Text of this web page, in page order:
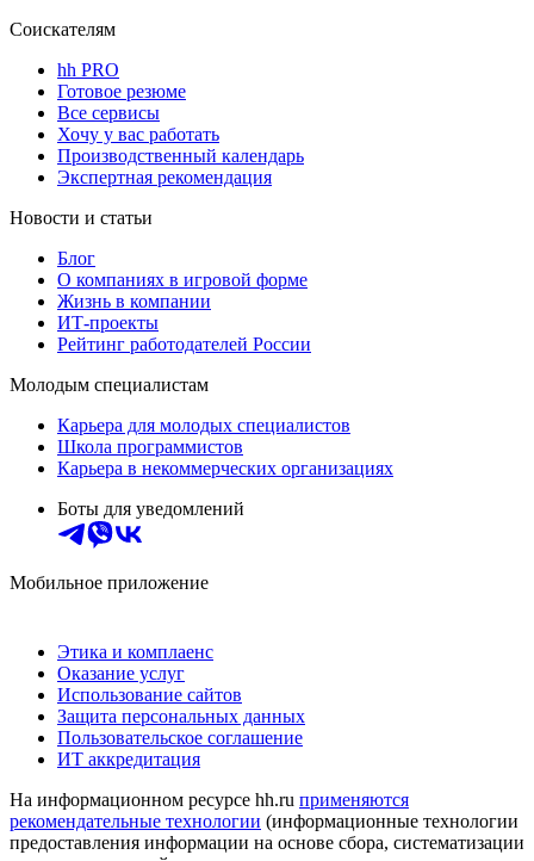
Соискателям
hh PRO
Готовое резюме
Все сервисы
Хочу у вас работать
Производственный календарь
Экспертная рекомендация
Новости и статьи
Блог
О компаниях в игровой форме
Жизнь в компании
ИТ-проекты
Рейтинг работодателей России
Молодым специалистам
Карьера для молодых специалистов
Школа программистов
Карьера в некоммерческих организациях
Боты для уведомлений
Мобильное приложение
Этика и комплаенс
Оказание услуг
Использование сайтов
Защита персональных данных
Пользовательское соглашение
ИТ аккредитация
На информационном ресурсе hh.ru применяются
рекомендательные технологии (информационные технологии
предоставления информации на основе сбора, систематизации